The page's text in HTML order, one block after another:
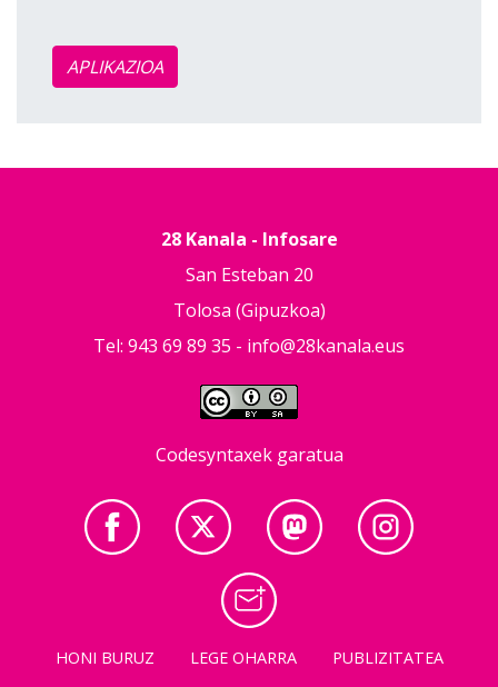
APLIKAZIOA
28 Kanala - Infosare
San Esteban 20
Tolosa (Gipuzkoa)
Tel: 943 69 89 35 - info@28kanala.eus
Codesyntaxek garatua
HONI BURUZ LEGE OHARRA PUBLIZITATEA